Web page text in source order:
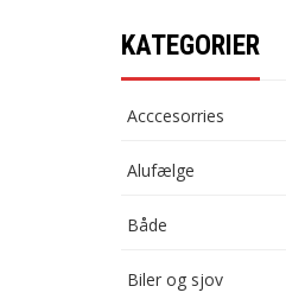
KATEGORIER
Acccesorries
Alufælge
Både
Biler og sjov